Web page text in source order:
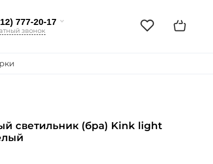
777-20-17
звонок
светильник (бра) Kink light